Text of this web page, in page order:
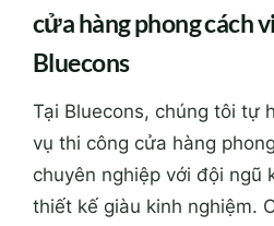
cửa hàng phong cách
Bluecons
Tại Bluecons, chúng tôi tự
vụ thi công cửa hàng
chuyên nghiệp với đội ngũ
thiết kế giàu kinh nghiệm.